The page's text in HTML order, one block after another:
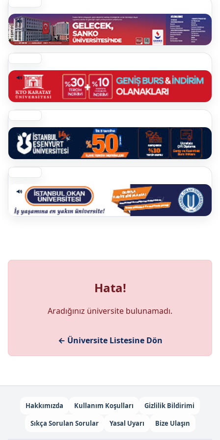
Hata!
Aradığınız üniversite bulunamadı.
← Üniversite Listesine Dön
Hakkımızda Kullanım Koşulları
Gizlilik Bildirimi
Sıkça Sorulan Sorular
Yasal Uyarı Bize Ulaşın